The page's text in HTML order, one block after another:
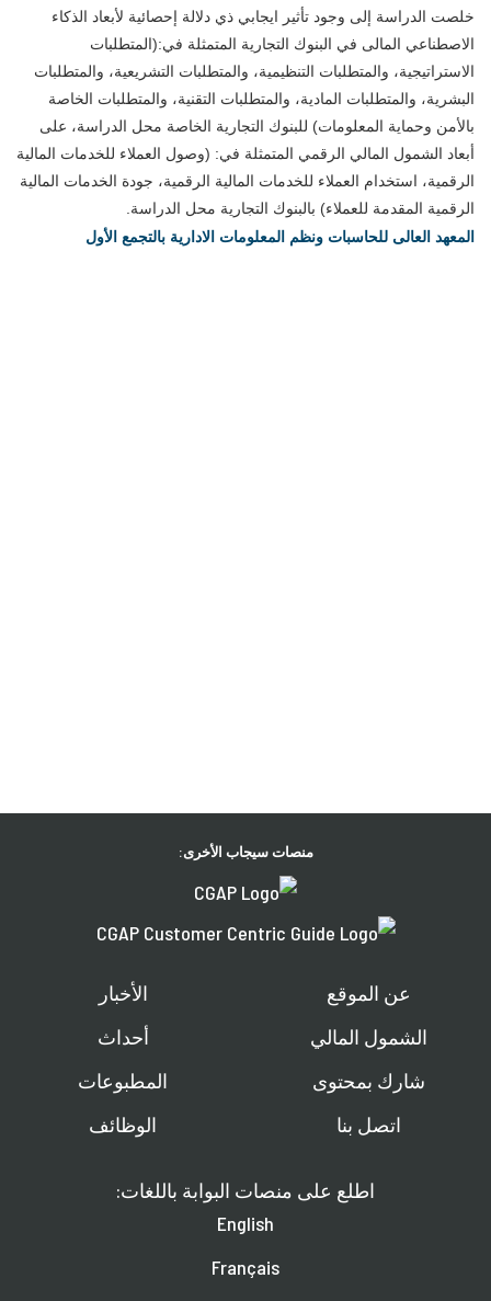
خلصت الدراسة إلى وجود تأثير ايجابي ذي دلالة إحصائية لأبعاد الذكاء
الاصطناعي المالى في البنوك التجارية المتمثلة في:(المتطلبات
الاستراتيجية، والمتطلبات التنظيمية، والمتطلبات التشريعية، والمتطلبات
البشرية، والمتطلبات المادية، والمتطلبات التقنية، والمتطلبات الخاصة
بالأمن وحماية المعلومات) للبنوك التجارية الخاصة محل الدراسة، على
أبعاد الشمول المالي الرقمي المتمثلة في: (وصول العملاء للخدمات المالية
الرقمية، استخدام العملاء للخدمات المالية الرقمية، جودة الخدمات المالية
الرقمية المقدمة للعملاء) بالبنوك التجارية محل الدراسة.
المعهد العالى للحاسبات ونظم المعلومات الادارية بالتجمع الأول
منصات سيجاب الأخرى:
عن الموقع
الشمول المالي
شارك بمحتوى
اتصل بنا
الأخبار
أحداث
المطبوعات
الوظائف
اطلع على منصات البوابة باللغات:
English
Français